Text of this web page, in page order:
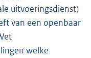
uitvoeringsdienst)
van een openbaar
welke